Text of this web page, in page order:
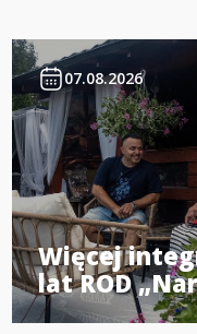
07.08.2026
Więcej
lat ROD